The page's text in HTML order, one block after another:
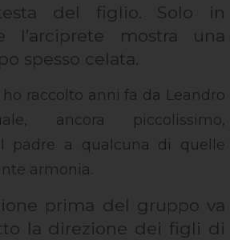
del figlio. Solo in
l’arciprete mostra una
spesso celata.
ho raccolto anni fa da Leandro
ancora piccolissimo,
padre a qualcuna di quelle
armonia.
prima del gruppo va
la direzione dei figli di